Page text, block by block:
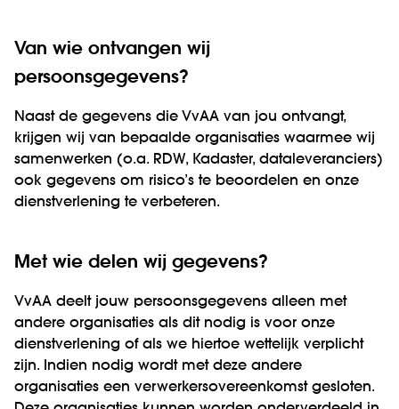
Van wie ontvangen wij
persoonsgegevens?
Naast de gegevens die VvAA van jou ontvangt,
krijgen wij van bepaalde organisaties waarmee wij
samenwerken (o.a. RDW, Kadaster, dataleveranciers)
ook gegevens om risico’s te beoordelen en onze
dienstverlening te verbeteren.
Met wie delen wij gegevens?
VvAA deelt jouw persoonsgegevens alleen met
andere organisaties als dit nodig is voor onze
dienstverlening of als we hiertoe wettelijk verplicht
zijn. Indien nodig wordt met deze andere
organisaties een verwerkersovereenkomst gesloten.